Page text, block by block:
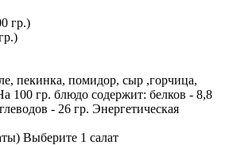
пекинка, помидор, сыр ,горчица,
100 гр. блюдо содержит: белков - 8,8
- 26 гр. Энергетическая
Выберите 1 салат